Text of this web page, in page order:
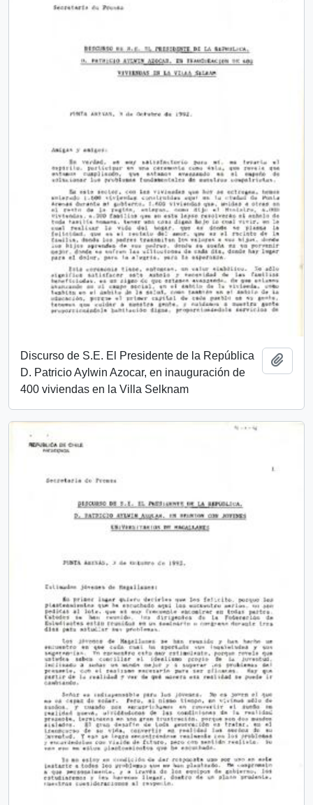
Discurso de S.E. El Presidente de la República
D. Patricio Aylwin Azocar, en inauguración de
400 viviendas en la Villa Selknam